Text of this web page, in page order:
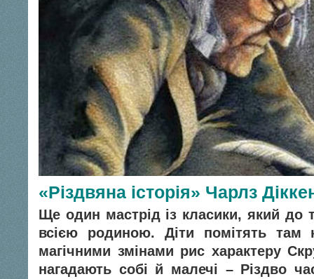
«Різдвяна історія» Чарлз
Ще один мастрід із класики, який до
всією родиною. Діти помітять там
магічними змінами рис характеру
нагадають собі й малечі – Різдво